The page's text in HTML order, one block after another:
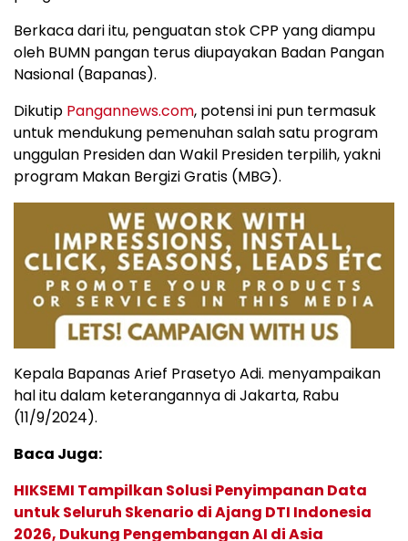
Berkaca dari itu, penguatan stok CPP yang diampu
oleh BUMN pangan terus diupayakan Badan Pangan
Nasional (Bapanas).
Dikutip Pangannews.com, potensi ini pun termasuk
untuk mendukung pemenuhan salah satu program
unggulan Presiden dan Wakil Presiden terpilih, yakni
program Makan Bergizi Gratis (MBG).
Kepala Bapanas Arief Prasetyo Adi. menyampaikan
hal itu dalam keterangannya di Jakarta, Rabu
(11/9/2024).
Baca Juga:
HIKSEMI Tampilkan Solusi Penyimpanan Data
untuk Seluruh Skenario di Ajang DTI Indonesia
2026, Dukung Pengembangan AI di Asia